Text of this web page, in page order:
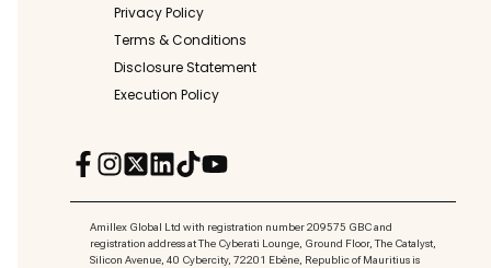
Privacy Policy
Terms & Conditions
Disclosure Statement
Execution Policy
Amillex Global Ltd with registration number 209575 GBC and
registration address at The Cyberati Lounge, Ground Floor, The Catalyst,
Silicon Avenue, 40 Cybercity, 72201 Ebène, Republic of Mauritius is